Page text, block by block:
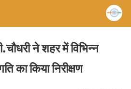
ने शहर में विभिन्न
का किया निरीक्षण